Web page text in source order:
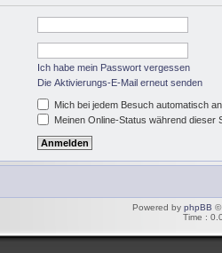
Ich habe mein Passwort vergessen
Die Aktivierungs-E-Mail erneut senden
Mich bei jedem Besuch automatisch
Meinen Online-Status während dieser
Powered by phpBB ©
Time :